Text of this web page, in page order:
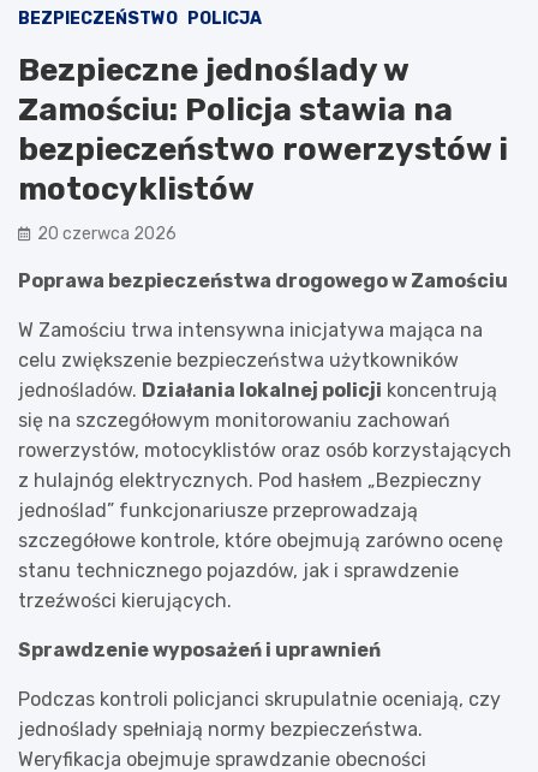
BEZPIECZEŃSTWO POLICJA
Bezpieczne jednoślady w
Zamościu: Policja stawia na
bezpieczeństwo rowerzystów i
motocyklistów
20 czerwca 2026
Poprawa bezpieczeństwa drogowego w Zamościu
W Zamościu trwa intensywna inicjatywa mająca na
celu zwiększenie bezpieczeństwa użytkowników
jednośladów. Działania lokalnej policji koncentrują
się na szczegółowym monitorowaniu zachowań
rowerzystów, motocyklistów oraz osób korzystających
z hulajnóg elektrycznych. Pod hasłem „Bezpieczny
jednoślad” funkcjonariusze przeprowadzają
szczegółowe kontrole, które obejmują zarówno ocenę
stanu technicznego pojazdów, jak i sprawdzenie
trzeźwości kierujących.
Sprawdzenie wyposażeń i uprawnień
Podczas kontroli policjanci skrupulatnie oceniają, czy
jednoślady spełniają normy bezpieczeństwa.
Weryfikacja obejmuje sprawdzanie obecności